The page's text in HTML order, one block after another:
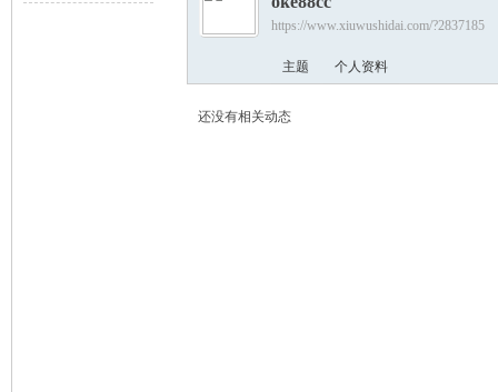
索
https://www.xiuwushidai.com/?2837185
主题 个人资料
还没有相关动态